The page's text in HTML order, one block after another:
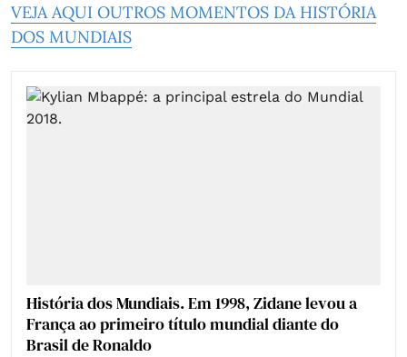
VEJA AQUI OUTROS MOMENTOS DA HISTÓRIA
DOS MUNDIAIS
História dos Mundiais. Em 1998, Zidane levou a
França ao primeiro título mundial diante do
Brasil de Ronaldo